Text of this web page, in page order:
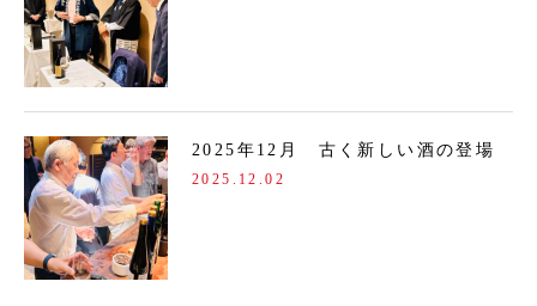
2025年12月 古く新しい酒の登場
2025.12.02